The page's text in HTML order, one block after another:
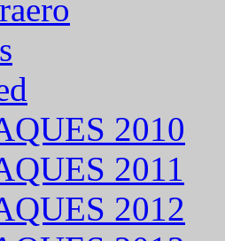
2010
2011
2012